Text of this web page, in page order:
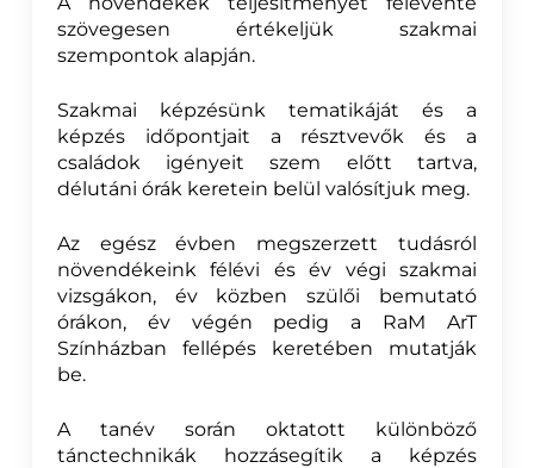
szövegesen értékeljük szakmai
szempontok alapján.
Szakmai képzésünk tematikáját és a
képzés időpontjait a résztvevők és a
családok igényeit szem előtt tartva,
délutáni órák keretein belül valósítjuk meg.
Az egész évben megszerzett tudásról
növendékeink félévi és év végi szakmai
vizsgákon, év közben szülői bemutató
órákon, év végén pedig a RaM ArT
Színházban fellépés keretében mutatják
be.
A tanév során oktatott különböző
tánctechnikák hozzásegítik a képzés